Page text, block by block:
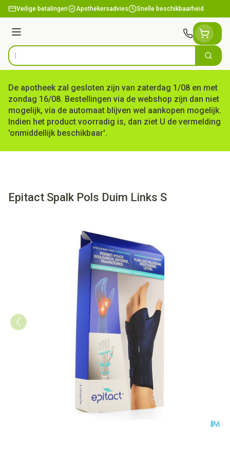
Ga naar de inhoud
Veilige betalingen Apothekersadvies Snelle beschikbaarheid
Menu
Product, merk, categorie... Zoek
De apotheek zal gesloten zijn van zaterdag 1/08 en met
zondag 16/08. Bestellingen via de webshop zijn dan niet
mogelijk, via de automaat blijven wel aankopen mogelijk.
Indien het product voorradig is, dan ziet U de vermelding
'onmiddellijk beschikbaar'.
Epitact Spalk Pols Duim Links S